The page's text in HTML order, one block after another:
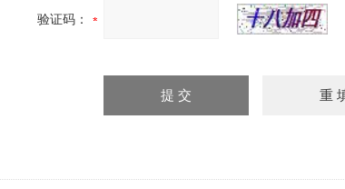
验证码：